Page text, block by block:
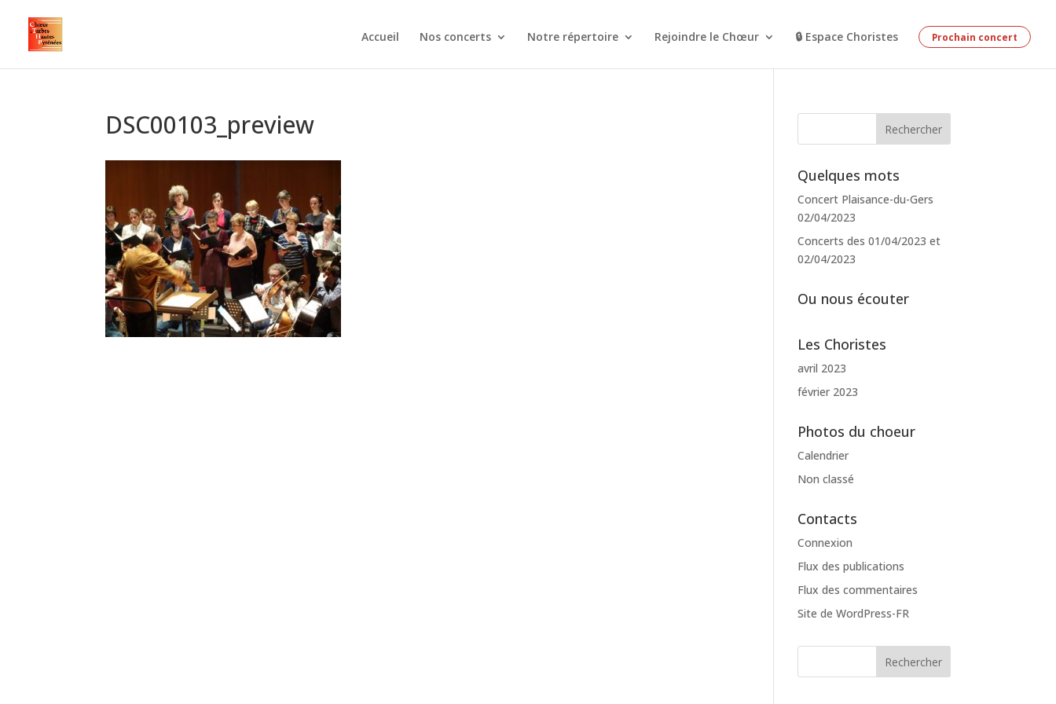
Accueil Nos concerts Notre répertoire Rejoindre le Chœur 🔒 Espace Choristes Prochain concert
DSC00103_preview
Quelques mots
Concert Plaisance-du-Gers
02/04/2023
Concerts des 01/04/2023 et
02/04/2023
Ou nous écouter
Les Choristes
avril 2023
février 2023
Photos du choeur
Calendrier
Non classé
Contacts
Connexion
Flux des publications
Flux des commentaires
Site de WordPress-FR